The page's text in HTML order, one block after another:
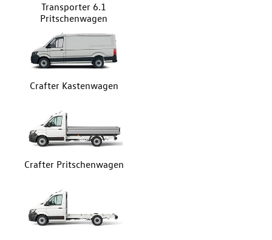
Transporter 6.1
Pritschenwagen
Crafter Kastenwagen
Crafter Pritschenwagen